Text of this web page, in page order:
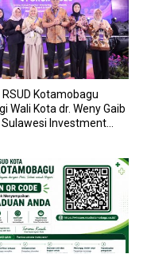
Kotamobagu
Wali Kota dr. Weny Gaib
Sulawesi Investment